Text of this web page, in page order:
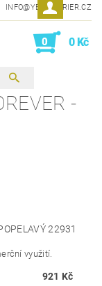
INFO@YESINTERIER.CZ
0 0 Kč
-
22931
využití.
921 Kč